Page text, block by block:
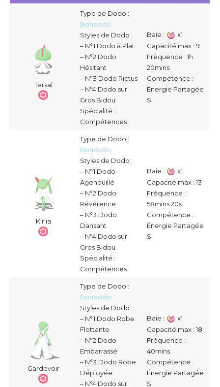
Tarsal
Type de Dodo :
Bondodo
Styles de Dodo :
– N°1 Dodo à Plat
– N°2 Dodo
Hésitant
– N°3 Dodo Rictus
– N°4 Dodo sur
Gros Bidou
Spécialité :
Compétences
Baie :
x1
Capacité max : 9
Fréquence : 1h
20mins
Compétence :
Énergie Partagée
S
Kirlia
Type de Dodo :
Bondodo
Styles de Dodo :
– N°1 Dodo
Agenouillé
– N°2 Dodo
Révérence
– N°3 Dodo
Dansant
– N°4 Dodo sur
Gros Bidou
Spécialité :
Compétences
Baie :
x1
Capacité max : 13
Fréquence :
58mins 20s
Compétence :
Énergie Partagée
S
Gardevoir
Type de Dodo :
Bondodo
Styles de Dodo :
– N°1 Dodo Robe
Flottante
– N°2 Dodo
Embarrassé
– N°3 Dodo Robe
Déployée
– N°4 Dodo sur
Baie :
x1
Capacité max : 18
Fréquence :
40mins
Compétence :
Énergie Partagée
S